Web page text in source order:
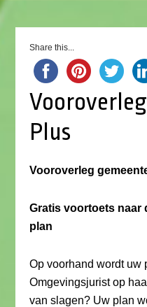
Share this...
Plus
Vooroverleg
Gratis voortoets naar
plan
Op voorhand wordt uw
Omgevingsjurist op
van slagen? Uw plan